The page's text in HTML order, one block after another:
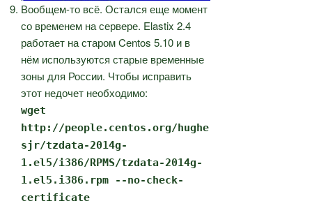
Вообщем-то всё. Остался еще момент
со временем на сервере. Elastix 2.4
работает на старом Centos 5.10 и в
нём используются старые временные
зоны для России. Чтобы исправить
этот недочет необходимо:
wget
http://people.centos.org/hughe
sjr/tzdata-2014g-
1.el5/i386/RPMS/tzdata-2014g-
1.el5.i386.rpm --no-check-
certificate